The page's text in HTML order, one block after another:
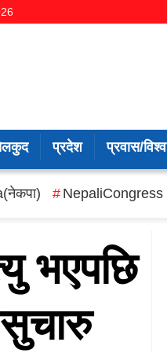
प्रदेश प्रवास/विश्व
NepaliCongress
भएपछि
सुचारु